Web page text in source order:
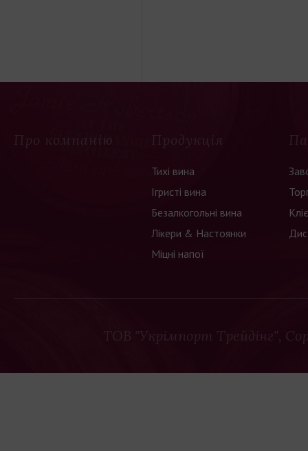
Про компанію Продукція
Тихі вина
Ігристі вина
Безалкогольні вина
Лікери & Настоянки
Міцні напої
ТОВ "Укрімпорт Трейдінг",